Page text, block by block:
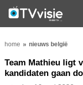
home nieuws belgië
Team Mathieu ligt
kandidaten gaan